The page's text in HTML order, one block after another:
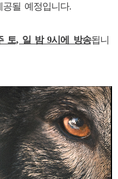
될 예정입니다.
토, 일 밤 9시에 방송됩니